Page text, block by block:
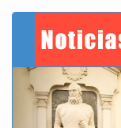
Previous